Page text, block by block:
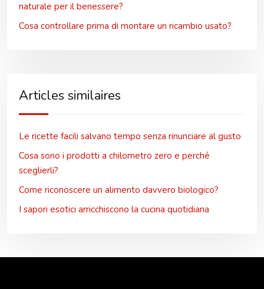
naturale per il benessere?
Cosa controllare prima di montare un ricambio usato?
Articles similaires
Le ricette facili salvano tempo senza rinunciare al gusto
Cosa sono i prodotti a chilometro zero e perché
sceglierli?
Come riconoscere un alimento davvero biologico?
I sapori esotici arricchiscono la cucina quotidiana